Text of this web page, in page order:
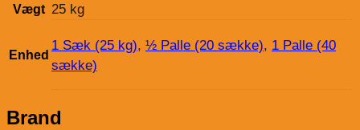
Vægt 25 kg
Enhed
1 Sæk (25 kg), ½ Palle (20 sække), 1 Palle (40
sække)
Brand